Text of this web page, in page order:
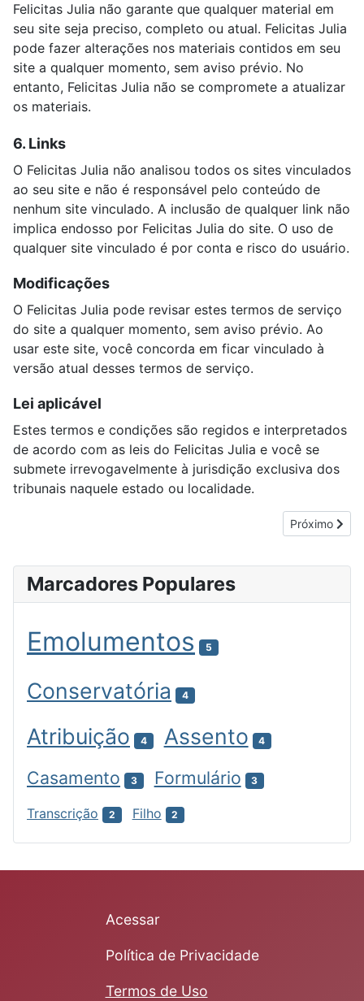
Felicitas Julia não garante que qualquer material em
seu site seja preciso, completo ou atual. Felicitas Julia
pode fazer alterações nos materiais contidos em seu
site a qualquer momento, sem aviso prévio. No
entanto, Felicitas Julia não se compromete a atualizar
os materiais.
6. Links
O Felicitas Julia não analisou todos os sites vinculados
ao seu site e não é responsável pelo conteúdo de
nenhum site vinculado. A inclusão de qualquer link não
implica endosso por Felicitas Julia do site. O uso de
qualquer site vinculado é por conta e risco do usuário.
Modificações
O Felicitas Julia pode revisar estes termos de serviço
do site a qualquer momento, sem aviso prévio. Ao
usar este site, você concorda em ficar vinculado à
versão atual desses termos de serviço.
Lei aplicável
Estes termos e condições são regidos e interpretados
de acordo com as leis do Felicitas Julia e você se
submete irrevogavelmente à jurisdição exclusiva dos
tribunais naquele estado ou localidade.
Próximo
Próximo
Marcadores Populares
Emolumentos 5
Conservatória 4
Atribuição 4 Assento 4
Casamento 3 Formulário 3
Transcrição 2 Filho 2
Acessar
Política de Privacidade
Termos de Uso